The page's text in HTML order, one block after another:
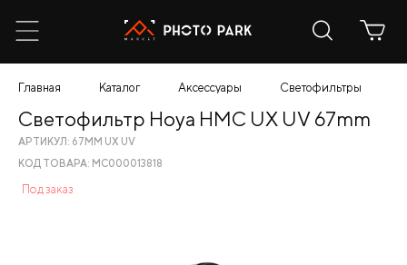
Главная Каталог Аксессуары Светофильтры
Светофильтр Hoya HMC UX UV 67mm
АРТИКУЛ: 67MM UX UV
КОД ТОВАРА: МС000013818
Под заказ